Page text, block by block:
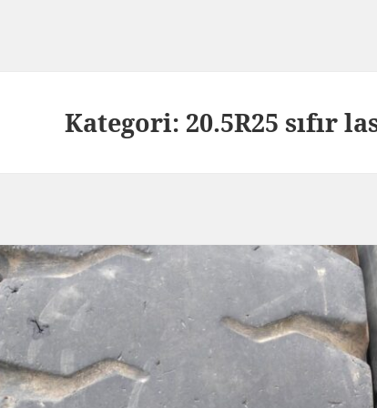
Kategori: 20.5R25 sıfır